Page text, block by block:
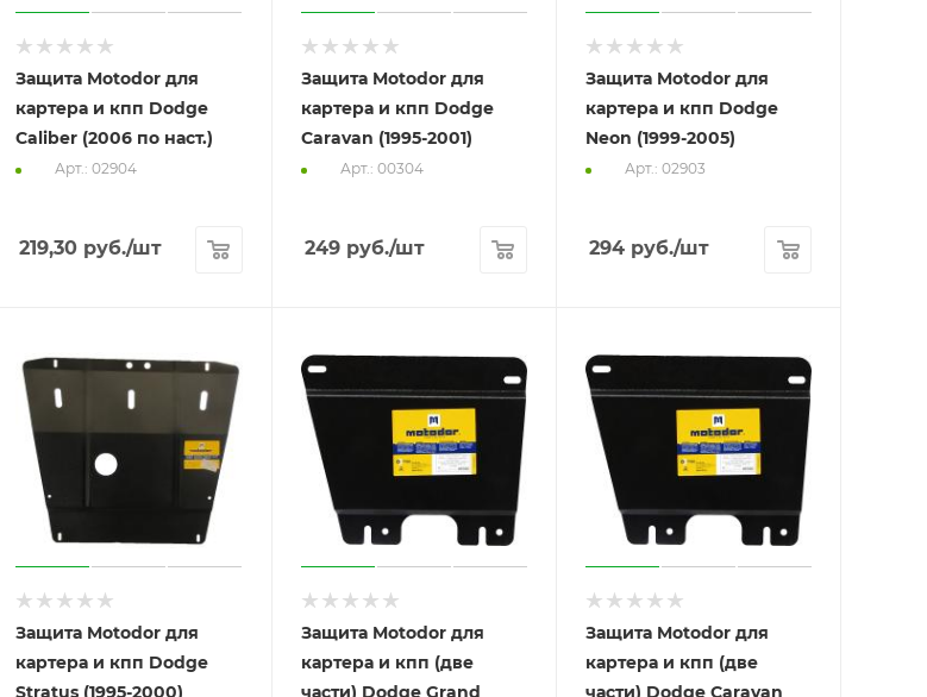
Защита Motodor для
картера и кпп Dodge
Caliber (2006 по наст.)
Арт.: 02904
219,30 руб./шт
Защита Motodor для
картера и кпп Dodge
Caravan (1995-2001)
Арт.: 00304
249руб./шт
Защита Motodor для
картера и кпп Dodge
Neon (1999-2005)
Арт.: 02903
294руб./шт
Защита Motodor для
картера и кпп Dodge
Защита Motodor для
картера и кпп (две
Защита Motodor для
картера и кпп (две